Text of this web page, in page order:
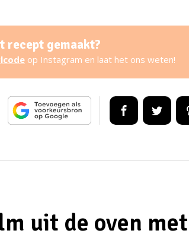
recept gemaakt?
op Instagram en laat het ons weten!
uit de oven